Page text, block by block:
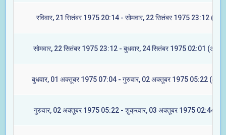
रविवार, 21 सितंबर 1975 20:14 - सोमवार, 22 सितंबर 1975 23:12
सोमवार, 22 सितंबर 1975 23:12 - बुधवार, 24 सितंबर 1975 02:01
बुधवार, 01 अक्तूबर 1975 07:04 - गुरुवार, 02 अक्तूबर 1975 05:22
गुरुवार, 02 अक्तूबर 1975 05:22 - शुक्रवार, 03 अक्तूबर 1975 02:44